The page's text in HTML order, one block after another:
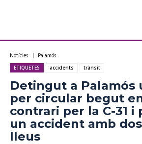
Notícies Palamós
ETIQUETES accidents trànsit
Detingut a Palamós
per circular begut
contrari per la C-31 i
un accident amb
lleus